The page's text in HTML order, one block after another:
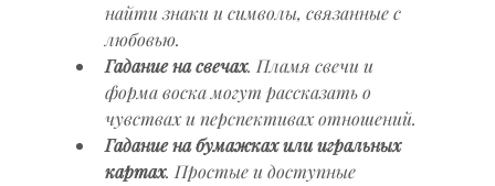
найти знаки и символы, связанные с
любовью.
Гадание на свечах. Пламя свечи и
форма воска могут рассказать о
чувствах и перспективах отношений.
Гадание на бумажках или игральных
картах. Простые и доступные